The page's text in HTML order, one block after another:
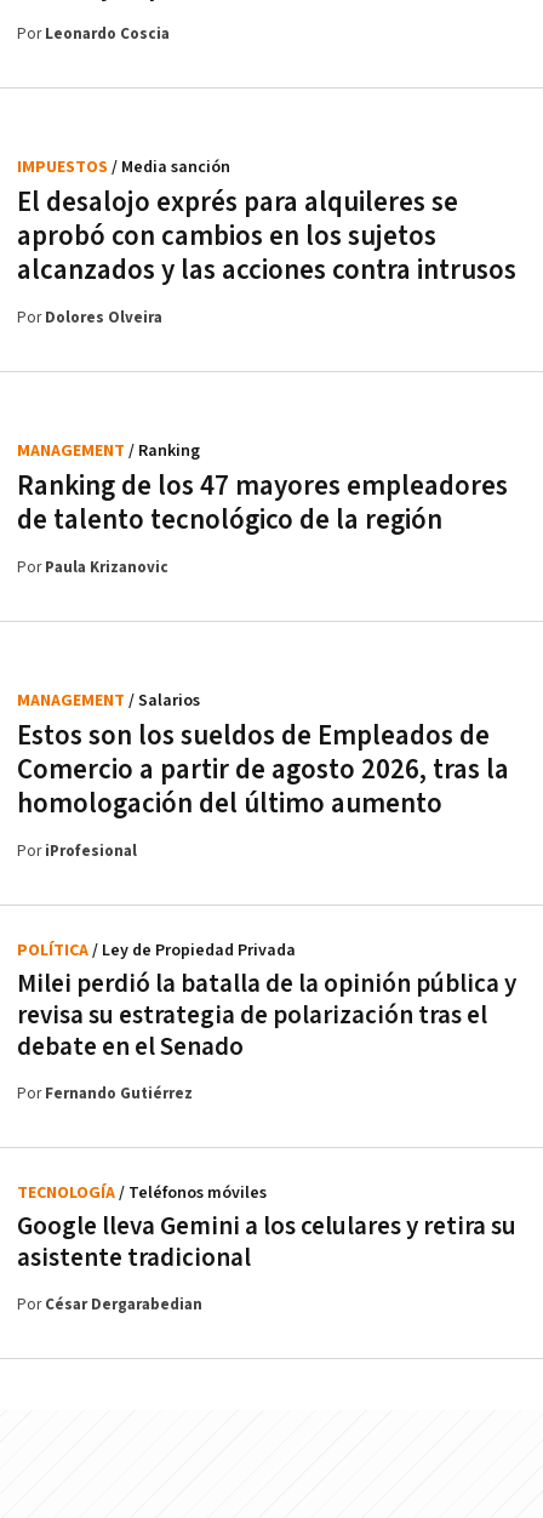
PorLeonardo Coscia
El desalojo exprés para alquileres se
aprobó con cambios en los sujetos
alcanzados y las acciones contra intrusos
IMPUESTOS / Media sanción
PorDolores Olveira
Ranking de los 47 mayores empleadores
de talento tecnológico de la región
MANAGEMENT / Ranking
PorPaula Krizanovic
Estos son los sueldos de Empleados de
Comercio a partir de agosto 2026, tras la
homologación del último aumento
MANAGEMENT / Salarios
PoriProfesional
Milei perdió la batalla de la opinión pública y
revisa su estrategia de polarización tras el
debate en el Senado
POLÍTICA/ Ley de Propiedad Privada
PorFernando Gutiérrez
Google lleva Gemini a los celulares y retira su
asistente tradicional
TECNOLOGÍA/ Teléfonos móviles
PorCésar Dergarabedian